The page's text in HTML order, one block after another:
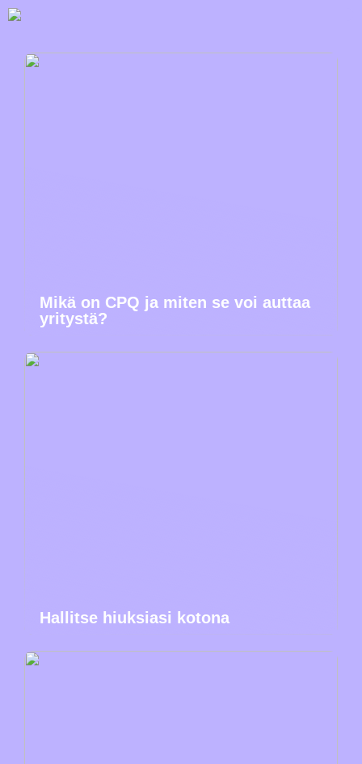
Mikä on CPQ ja miten se voi auttaa
yritystä?
Hallitse hiuksiasi kotona